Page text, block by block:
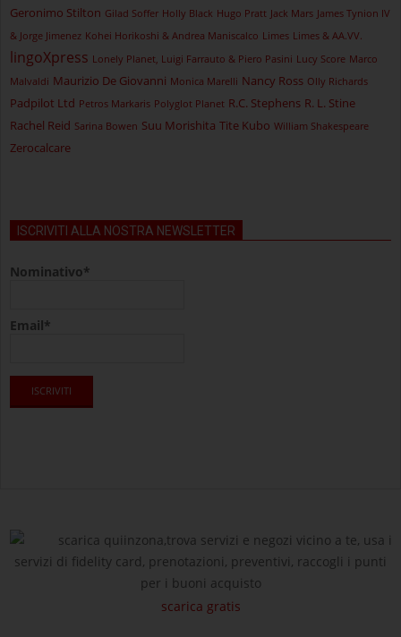
Geronimo Stilton Gilad Soffer Holly Black Hugo Pratt Jack Mars James Tynion IV
& Jorge Jimenez Kohei Horikoshi & Andrea Maniscalco Limes Limes & AA.VV.
lingoXpress Lonely Planet, Luigi Farrauto & Piero Pasini Lucy Score Marco
Malvaldi Maurizio De Giovanni Monica Marelli Nancy Ross Olly Richards
Padpilot Ltd Petros Markaris Polyglot Planet R.C. Stephens R. L. Stine
Rachel Reid Sarina Bowen Suu Morishita Tite Kubo William Shakespeare
Zerocalcare
ISCRIVITI ALLA NOSTRA NEWSLETTER
Nominativo*
Email*
scarica quiinzona,trova servizi e negozi vicino a te, usa i
servizi di fidelity card, prenotazioni, preventivi, raccogli i punti
per i buoni acquisto
scarica gratis